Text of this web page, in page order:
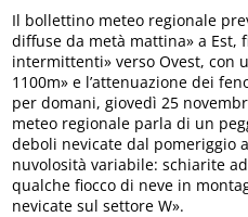
Il bollettino meteo regionale
diffuse da metà mattina» a Est,
intermittenti» verso Ovest, con
1100m» e l’attenuazione dei
per domani, giovedì 25
meteo regionale parla di un
deboli nevicate dal pomeriggio
nuvolosità variabile: schiarite
qualche fiocco di neve in
nevicate sul settore W».